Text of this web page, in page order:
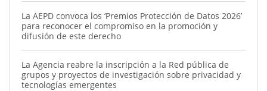
La AEPD convoca los ‘Premios Protección de Datos 2026’
para reconocer el compromiso en la promoción y
difusión de este derecho
La Agencia reabre la inscripción a la Red pública de
grupos y proyectos de investigación sobre privacidad y
tecnologías emergentes